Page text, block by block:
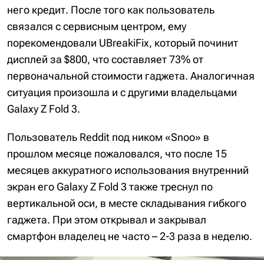
него кредит. После того как пользователь
связался с сервисным центром, ему
порекомендовали UBreakiFix, который починит
дисплей за $800, что составляет 73% от
первоначальной стоимости гаджета. Аналогичная
ситуация произошла и с другими владельцами
Galaxy Z Fold 3.
Пользователь Reddit под ником «Snoo» в
прошлом месяце пожаловался, что после 15
месяцев аккуратного использования внутренний
экран его Galaxy Z Fold 3 также треснул по
вертикальной оси, в месте складывания гибкого
гаджета. При этом открывал и закрывал
смартфон владелец не часто – 2-3 раза в неделю.